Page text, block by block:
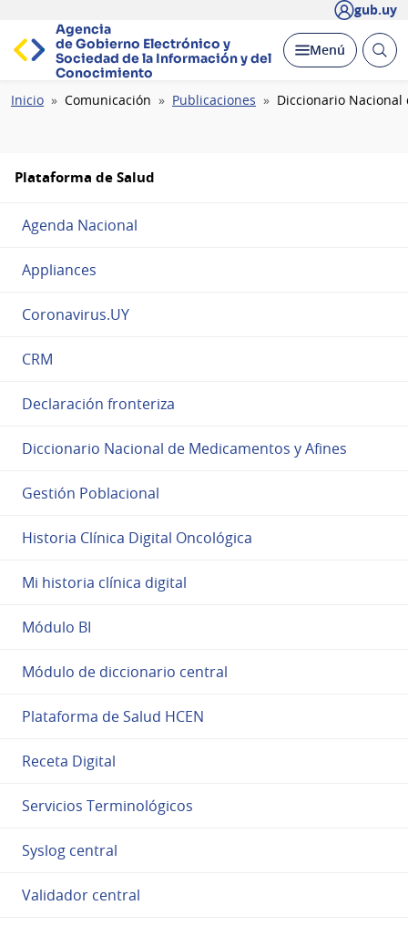
gub.uy
Agencia
de Gobierno Electrónico y
Sociedad de la Información y del
Conocimiento
Desplegar
Menú Abrir
Ruta
Inicio Comunicación Publicaciones Diccionario
Plataforma de Salud
Agenda Nacional
Appliances
Coronavirus.UY
CRM
Declaración fronteriza
Diccionario Nacional de Medicamentos y Afines
Gestión Poblacional
Historia Clínica Digital Oncológica
Mi historia clínica digital
Módulo BI
Módulo de diccionario central
Plataforma de Salud HCEN
Receta Digital
Servicios Terminológicos
Syslog central
Validador central